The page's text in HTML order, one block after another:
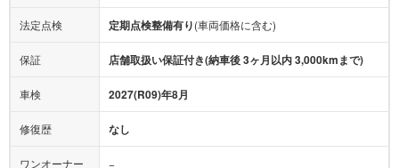
法定点検 定期点検整備有り(車両価格に含む)
保証 店舗取扱い保証付き(納車後 3ヶ月以内 3,000kmまで)
車検 2027(R09)年8月
修復歴 なし
ワンオーナー −